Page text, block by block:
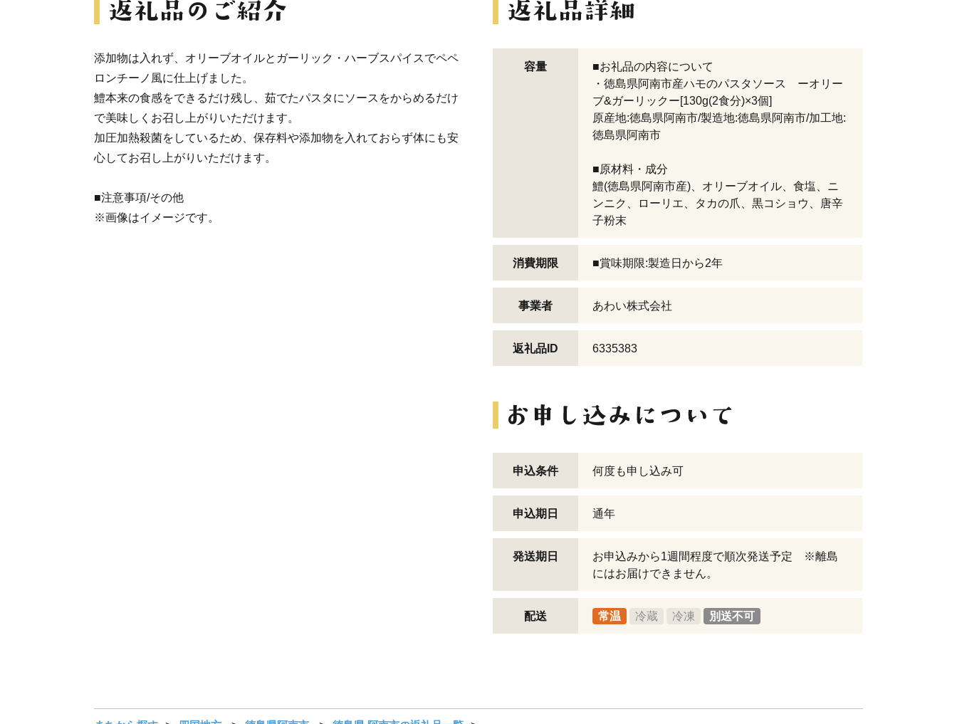
添加物は入れず、オリーブオイルとガーリック・ハーブスパイスでペペ
ロンチーノ風に仕上げました。
鱧本来の食感をできるだけ残し、茹でたパスタにソースをからめるだけ
で美味しくお召し上がりいただけます。
加圧加熱殺菌をしているため、保存料や添加物を入れておらず体にも安
心してお召し上がりいただけます。
■注意事項/その他
※画像はイメージです。
容量
■お礼品の内容について
・徳島県阿南市産ハモのパスタソース ーオリー
ブ&ガーリックー[130g(2食分)×3個]
原産地:徳島県阿南市/製造地:徳島県阿南市/加工地:
徳島県阿南市
■原材料・成分
鱧(徳島県阿南市産)、オリーブオイル、食塩、ニ
ンニク、ローリエ、タカの爪、黒コショウ、唐辛
子粉末
消費期限 ■賞味期限:製造日から2年
事業者 あわい株式会社
返礼品ID 6335383
申込条件 何度も申し込み可
申込期日 通年
発送期日
お申込みから1週間程度で順次発送予定 ※離島
にはお届けできません。
配送 常温 冷蔵 冷凍 別送不可